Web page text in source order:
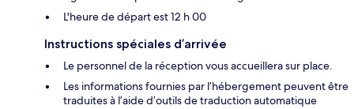
L'heure de départ est 12 h 00
Instructions spéciales d’arrivée
Le personnel de la réception vous accueillera sur place.
Les informations fournies par l’hébergement peuvent être
traduites à l’aide d’outils de traduction automatique